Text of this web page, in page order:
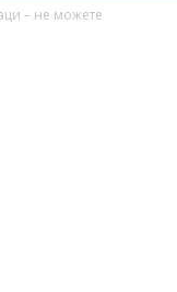
– не можете